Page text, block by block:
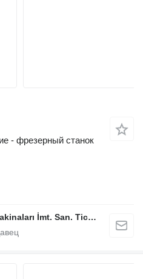
- фрезерный станок
Netmak Endüstriyel Ahşap Makinaları İmt. San. Tic. A.Ş.